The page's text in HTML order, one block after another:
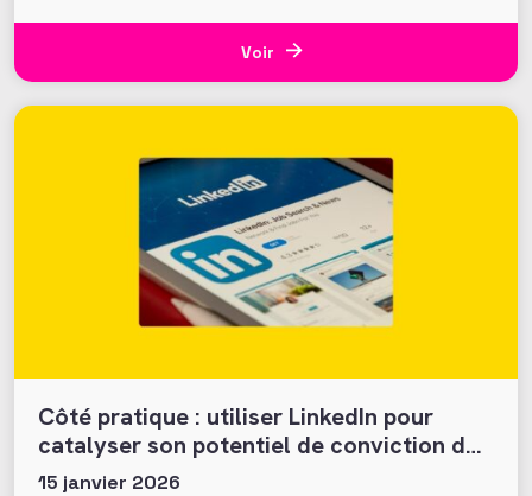
24 mars dernier lors d’une journée d’échanges à la
Fondation de France, les résultats invitent à
Voir
Côté pratique : utiliser LinkedIn pour
catalyser son potentiel de conviction des
donateurs
15 janvier 2026